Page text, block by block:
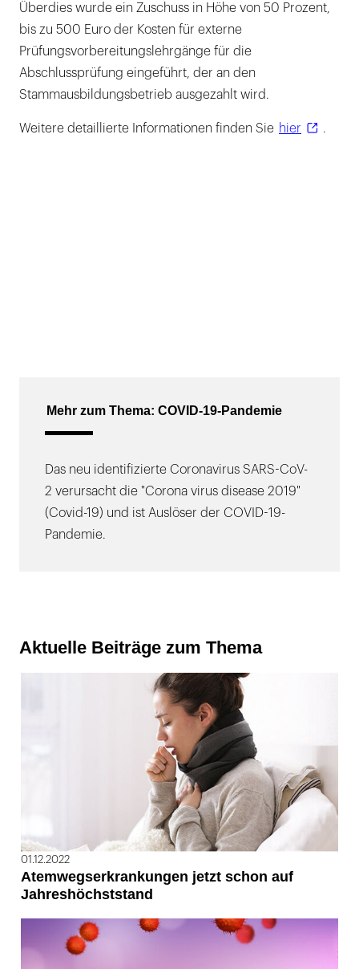
Überdies wurde ein Zuschuss in Höhe von 50 Prozent,
bis zu 500 Euro der Kosten für externe
Prüfungsvorbereitungslehrgänge für die
Abschlussprüfung eingeführt, der an den
Stammausbildungsbetrieb ausgezahlt wird.
Weitere detaillierte Informationen finden Sie hier .
Mehr zum Thema: COVID-19-Pandemie
Das neu identifizierte Coronavirus SARS-CoV-
2 verursacht die "Corona virus disease 2019"
(Covid-19) und ist Auslöser der COVID-19-
Pandemie.
Aktuelle Beiträge zum Thema
01.12.2022
Atemwegserkrankungen jetzt schon auf
Jahreshöchststand